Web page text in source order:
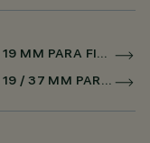
PALCO LOW VOLTAGE PERFILADOR Ø 19 MM PARA FILORAIL
PALCO LOW VOLTAGE PERFILADOR Ø 19 / 37 MM PARA FILORAIL DALI BROADCAST